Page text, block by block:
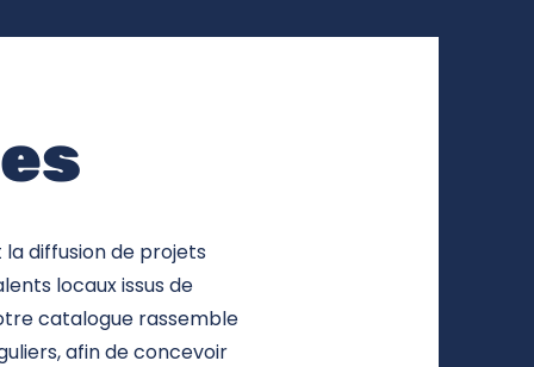
diffusion de projets
locaux issus de
catalogue rassemble
afin de concevoir